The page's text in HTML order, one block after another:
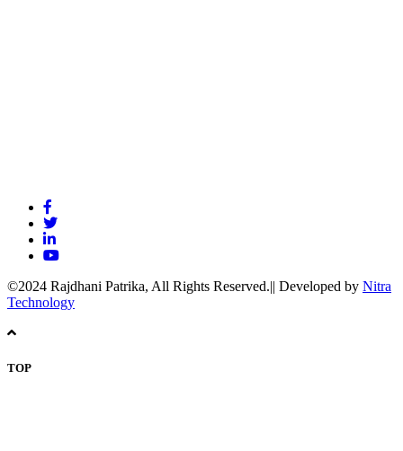
©2024 Rajdhani Patrika, All Rights Reserved.|| Developed by Nitra
Technology
TOP